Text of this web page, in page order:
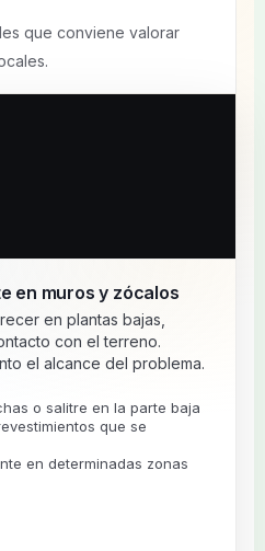
que conviene valorar
en muros y zócalos
en plantas bajas,
con el terreno.
el alcance del problema.
o salitre en la parte baja
que se
en determinadas zonas